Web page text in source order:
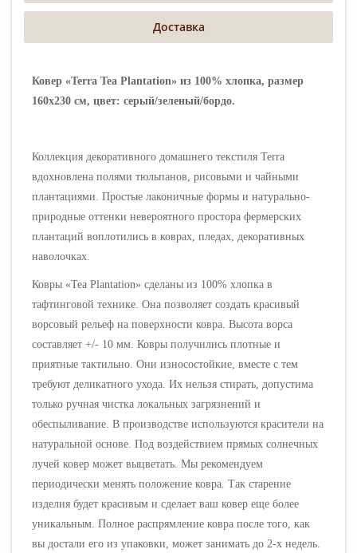
Доставка
Ковер «Terra Tea Plantation» из 100% хлопка, размер
160х230 см, цвет: серый/зеленый/бордо.
Коллекция декоративного домашнего текстиля Terra
вдохновлена полями тюльпанов, рисовыми и чайными
плантациями. Простые лаконичные формы и натурально-
природные оттенки невероятного простора фермерских
плантаций воплотились в коврах, пледах, декоративных
наволочках.
Ковры «Tea Plantation» сделаны из 100% хлопка в
тафтинговой технике. Она позволяет создать красивый
ворсовый рельеф на поверхности ковра. Высота ворса
составляет +/- 10 мм. Ковры получились плотные и
приятные тактильно. Они износостойкие, вместе с тем
требуют деликатного ухода. Их нельзя стирать, допустима
только ручная чистка локальных загрязнений и
обеспыливание. В производстве используются красители на
натуральной основе. Под воздействием прямых солнечных
лучей ковер может выцветать. Мы рекомендуем
периодически менять положение ковра. Так старение
изделия будет красивым и сделает ваш ковер еще более
уникальным. Полное распрямление ковра после того, как
вы достали его из упаковки, может занимать до 2-х недель.